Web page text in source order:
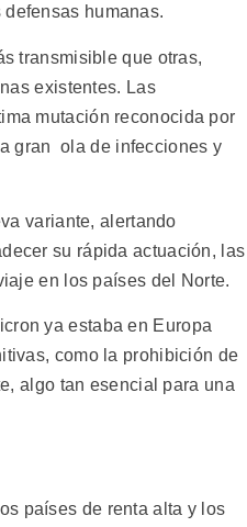
humanas.
transmisible que otras,
existentes. Las
mutación reconocida por
gran ola de infecciones y
variante, alertando
su rápida actuación, las
en los países del Norte.
ya estaba en Europa
como la prohibición de
algo tan esencial para una
países de renta alta y los